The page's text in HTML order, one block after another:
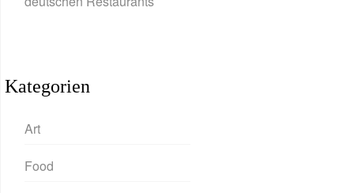
Kategorien
Art
Food